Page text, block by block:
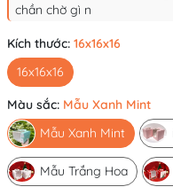
chần chờ gì n
Kích thước: 16x16x16
16x16x16
Màu sắc: Mẫu Xanh Mint
Mẫu Xanh Mint
Mẫu Trắng Hoa